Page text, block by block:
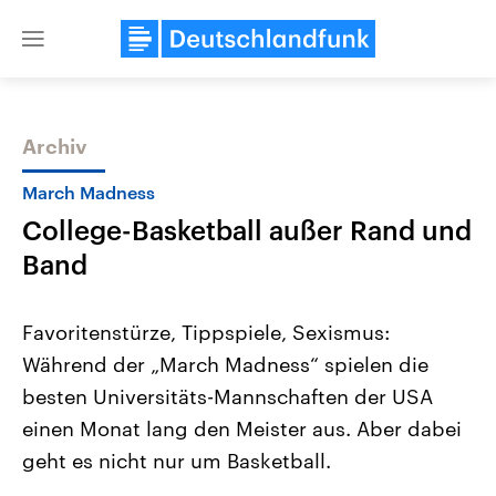
Close
Themen
Landtagswahl Sachsen-Anhalt
2026
Alle Informationen
Sachsen-Anhalt wählt am 6.
September 2026 einen neuen
Landtag. Seit 2021 wird das
USA
Aktuelle Beiträge,
Hintergründe
Wirtschaftlich und
gehören die Vereinigten
den mächtigsten Ländern
Archiv
March Madness
College-Basketball außer Rand und
Band
Favoritenstürze, Tippspiele, Sexismus:
Während der „March Madness“ spielen die
besten Universitäts-Mannschaften der USA
einen Monat lang den Meister aus. Aber dabei
geht es nicht nur um Basketball.